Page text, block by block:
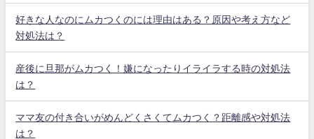
好きな人なのにムカつくのには理由はある？原因や考え方など
対処法は？
産後に旦那がムカつく！嫌になったりイライラする時の対処法
は？
ママ友の付き合いがめんどくさくてムカつく？距離感や対処法
は？